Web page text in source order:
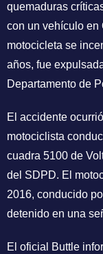
quemaduras
con un vehículo en
motocicleta se
años, fue
Departamento de
El accidente
motociclista
cuadra 5100 de
del SDPD. El
2016, conducido
detenido en una
El oficial Buttle